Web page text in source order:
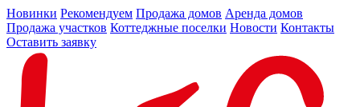
Новинки Рекомендуем Продажа домов Аренда домов
Продажа участков Коттеджные поселки Новости Контакты
Оставить заявку